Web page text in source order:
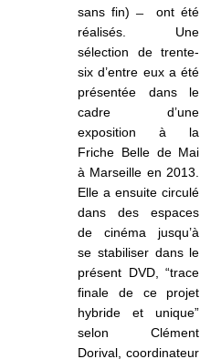
sans fin)ont été
réalisés. Une
sélection de trente-
six d’entre eux a été
présentée dans le
cadre d’une
exposition à la
Friche Belle de Mai
à Marseille en 2013.
Elle a ensuite circulé
dans des espaces
de cinéma jusqu’à
se stabiliser dans le
présent DVD, “trace
finale de ce projet
hybride et unique”
selon Clément
Dorival, coordinateur